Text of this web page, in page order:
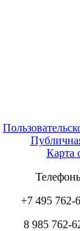
Карта
+7 495 762-
8 985 762-